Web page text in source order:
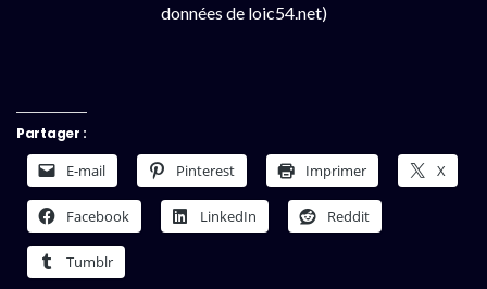
données de loic54.net)
Partager :
E-mail Pinterest Imprimer X
Facebook LinkedIn Reddit
Tumblr